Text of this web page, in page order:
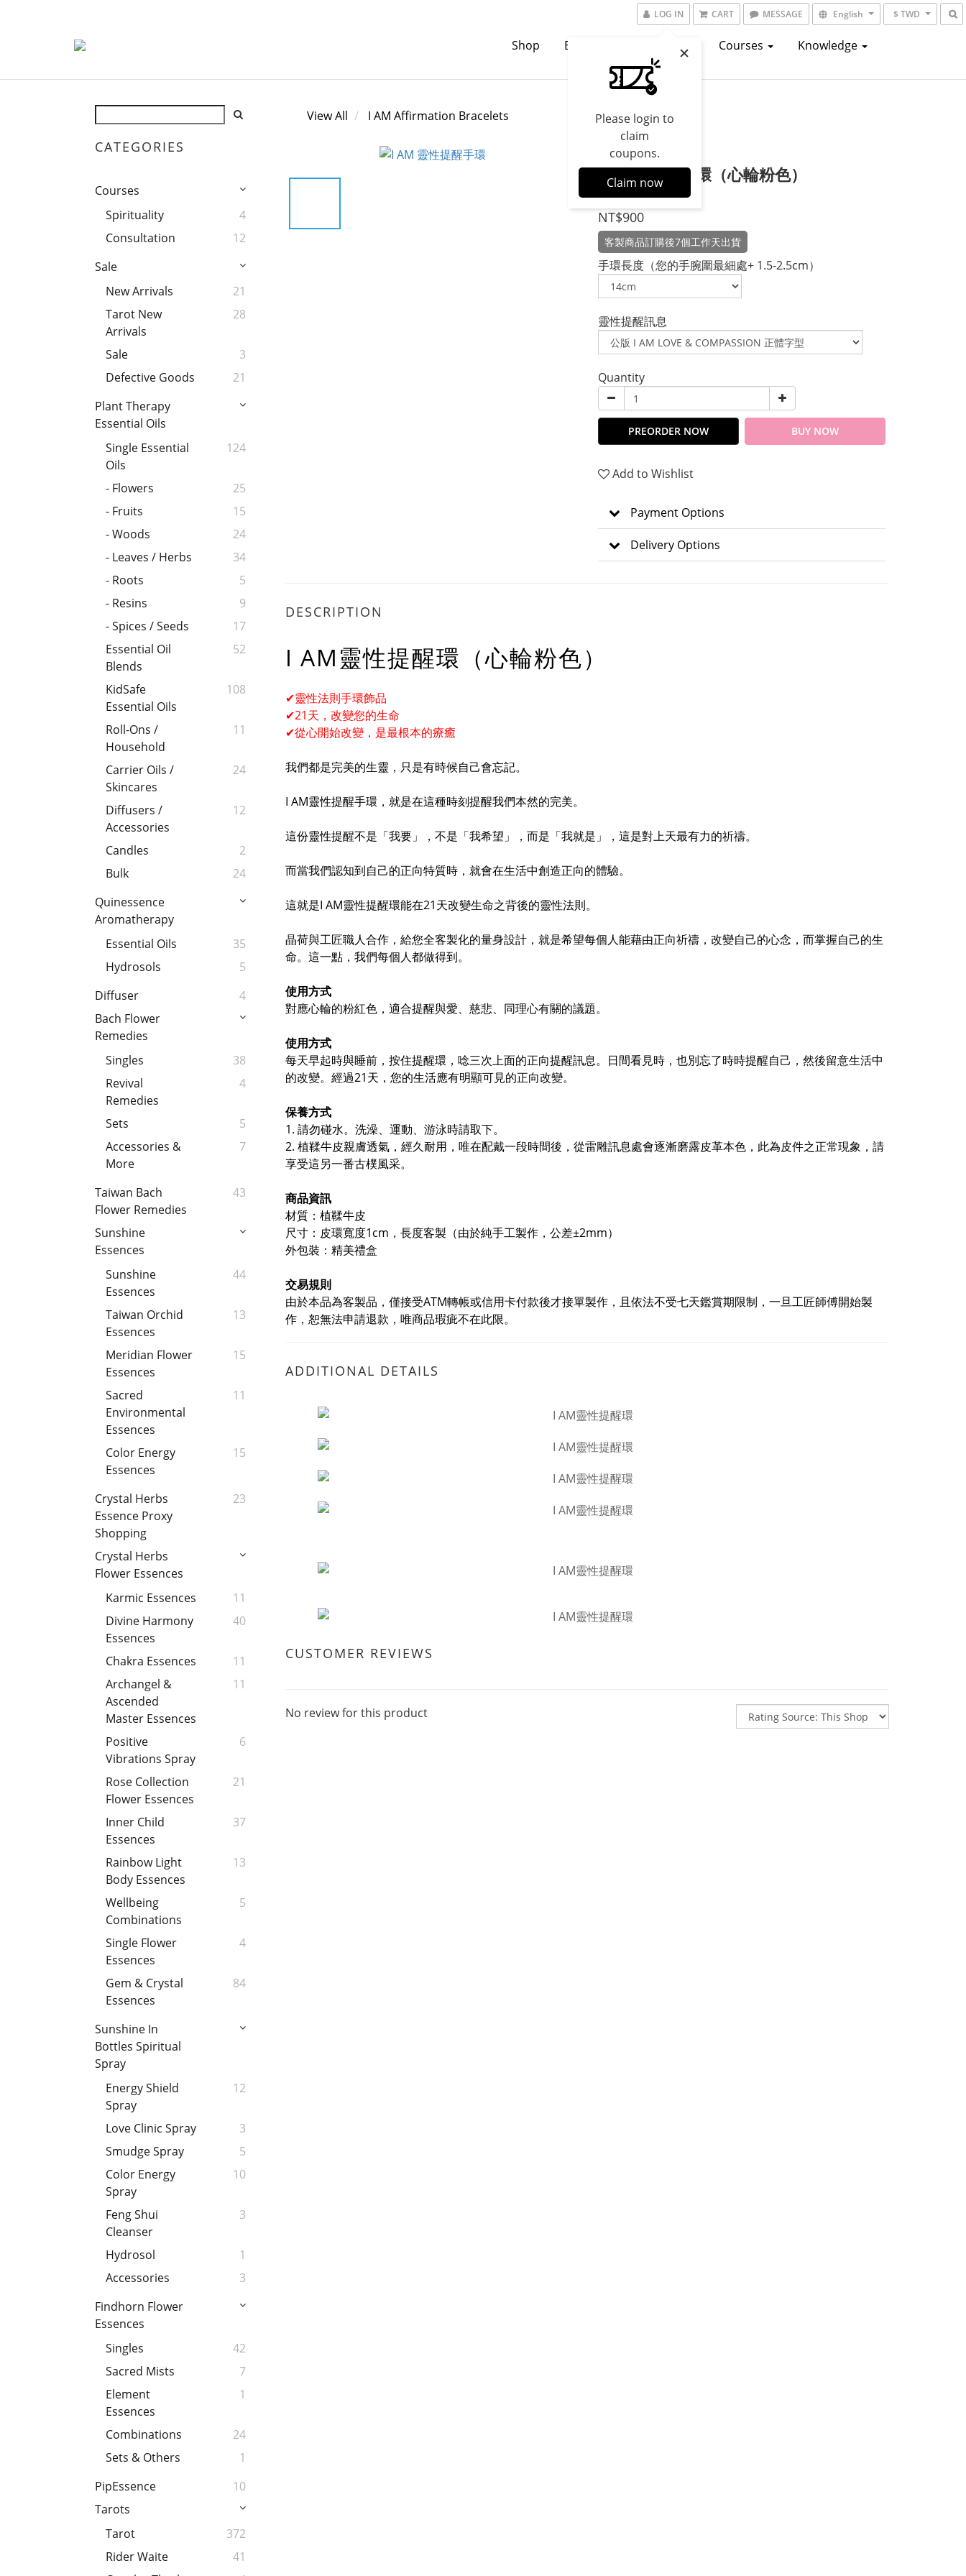
LOG IN
Please login to
claim
coupons.
Claim now
CART MESSAGE English $ TWD
Shop Brands Catalogs Courses Knowledge
CATEGORIES
Courses
Spirituality
4
Consultation
12
Sale
New Arrivals
21
Tarot New
Arrivals
28
Sale
3
Defective Goods
21
Plant Therapy
Essential Oils
Single Essential
Oils
124
- Flowers
25
- Fruits
15
- Woods
24
- Leaves / Herbs
34
- Roots
5
- Resins
9
- Spices / Seeds
17
Essential Oil
Blends
52
KidSafe
Essential Oils
108
Roll-Ons /
Household
11
Carrier Oils /
Skincares
24
Diffusers /
Accessories
12
Candles
2
Bulk
24
Quinessence
Aromatherapy
Essential Oils
35
Hydrosols
5
Diffuser
4
Bach Flower
Remedies
Singles
38
Revival
Remedies
4
Sets
5
Accessories &
More
7
Taiwan Bach
Flower Remedies
43
Sunshine
Essences
Sunshine
Essences
44
Taiwan Orchid
Essences
13
Meridian Flower
Essences
15
Sacred
Environmental
Essences
11
Color Energy
Essences
15
Crystal Herbs
Essence Proxy
Shopping
23
Crystal Herbs
Flower Essences
Karmic Essences
11
Divine Harmony
Essences
40
Chakra Essences
11
Archangel &
Ascended
Master Essences
11
Positive
Vibrations Spray
6
Rose Collection
Flower Essences
21
Inner Child
Essences
37
Rainbow Light
Body Essences
13
Wellbeing
Combinations
5
Single Flower
Essences
4
Gem & Crystal
Essences
84
Sunshine In
Bottles Spiritual
Spray
Energy Shield
Spray
12
Love Clinic Spray
3
Smudge Spray
5
Color Energy
Spray
10
Feng Shui
Cleanser
3
Hydrosol
1
Accessories
3
Findhorn Flower
Essences
Singles
42
Sacred Mists
7
Element
Essences
1
Combinations
24
Sets & Others
1
PipEssence
10
Tarots
Tarot
372
Rider Waite
41
View All I AM Affirmation Bracelets
I AM靈性提醒環（心輪粉色）
NT$900
客製商品訂購後7個工作天出貨
手環長度（您的手腕圍最細處+ 1.5-2.5cm）
靈性提醒訊息
Quantity
PREORDER NOW BUY NOW
Add to Wishlist
Payment Options
Delivery Options
DESCRIPTION
I AM靈性提醒環（心輪粉色）
✔靈性法則手環飾品
✔21天，改變您的生命
✔從心開始改變，是最根本的療癒
我們都是完美的生靈，只是有時候自己會忘記。
I AM靈性提醒手環，就是在這種時刻提醒我們本然的完美。
這份靈性提醒不是「我要」，不是「我希望」，而是「我就是」，這是對上天最有力的祈禱。
而當我們認知到自己的正向特質時，就會在生活中創造正向的體驗。
這就是I AM靈性提醒環能在21天改變生命之背後的靈性法則。
晶荷與工匠職人合作，給您全客製化的量身設計，就是希望每個人能藉由正向祈禱，改變自己的心念，而掌握自己的生
命。這一點，我們每個人都做得到。
使用方式
對應心輪的粉紅色，適合提醒與愛、慈悲、同理心有關的議題。
使用方式
每天早起時與睡前，按住提醒環，唸三次上面的正向提醒訊息。日間看見時，也別忘了時時提醒自己，然後留意生活中
的改變。 經過21天，您的生活應有明顯可見的正向改變。
保養方式
1. 請勿碰水。洗澡、運動、游泳時請取下。
2. 植鞣牛皮親膚透氣，經久耐用，唯在配戴一段時間後，從雷雕訊息處會逐漸磨露皮革本色，此為皮件之正常現象，請
享受這另一番古樸風采。
商品資訊
材質：植鞣牛皮
尺寸：皮環寬度1cm，長度客製（由於純手工製作，公差±2mm）
外包裝：精美禮盒
交易規則
由於本品為客製品，僅接受ATM轉帳或信用卡付款後才接單製作，且依法不受七天鑑賞期限制，一旦工匠師傅開始製
作，恕無法申請退款 ，唯商品瑕疵不在此限。
ADDITIONAL DETAILS
CUSTOMER REVIEWS
No review for this product